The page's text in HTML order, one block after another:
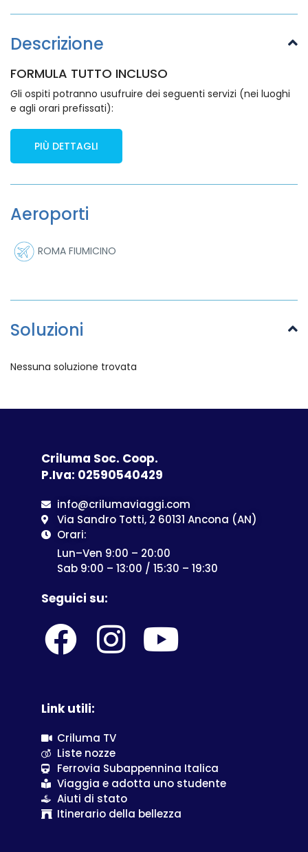
Descrizione
FORMULA TUTTO INCLUSO
Gli ospiti potranno usufruire dei seguenti servizi (nei luoghi
e agli orari prefissati):
PIÙ DETTAGLI
Aeroporti
ROMA FIUMICINO
Soluzioni
Nessuna soluzione trovata
Criluma Soc. Coop.
P.Iva: 02590540429
info@crilumaviaggi.com
Via Sandro Totti, 2 60131 Ancona (AN)
Orari:
Lun–Ven 9:00 – 20:00
Sab 9:00 – 13:00 / 15:30 – 19:30
Seguici su:
Link utili:
Criluma TV
Liste nozze
Ferrovia Subappennina Italica
Viaggia e adotta uno studente
Aiuti di stato
Itinerario della bellezza